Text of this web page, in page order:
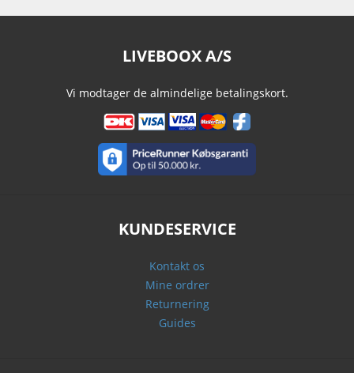
LIVEBOOX A/S
Vi modtager de almindelige betalingskort.
KUNDESERVICE
Kontakt os
Mine ordrer
Returnering
Guides